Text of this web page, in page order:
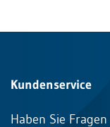
Kundenservice
Haben Sie